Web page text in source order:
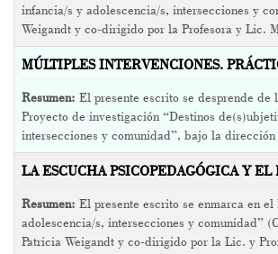
infancia/s y adolescencia/s, intersecciones y
Weigandt y co-dirigido por la Profesora y Lic.
MÚLTIPLES INTERVENCIONES.
Resumen: El presente escrito se desprende
Proyecto de investigación “Destinos
intersecciones y comunidad”, bajo la
LA ESCUCHA PSICOPEDAGÓGICA Y
Resumen: El presente escrito se enmarca en
adolescencia/s, intersecciones y comunidad”
Patricia Weigandt y co-dirigido por la Lic. y